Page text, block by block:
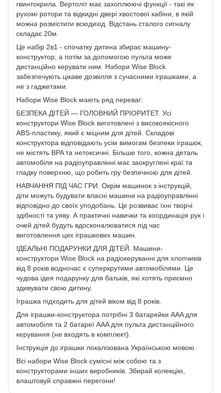
гвинтокрила. Вертоліт має захоплюючі функції - такі як
рухомі ротори та відкидні двері хвостової кабіни, в якій
можна розмістити всюдихід. Відстань сталого сигналу
складає 20м.
Це набір 2в1 - спочатку дитина збирає машину-
конструктор, а потім за допомогою пульта може
дистанційно керувати ним. Набори Wise Block
забезпечують цікаве дозвілля з сучасними іграшками, а
не з гаджетами.
Набори Wise Block мають ряд переваг:
БЕЗПЕКА ДІТЕЙ — ГОЛОВНИЙ ПРІОРИТЕТ. Усі
конструктори Wise Block виготовлені з високоякісного
ABS-пластику, який є міцним для дітей. Складові
конструктора відповідають усім вимогам безпеки іграшок,
не містять BPA та нетоксичні. Більше того, кожна деталь
автомобіля на радіоуправлінні має заокруглені краї та
гладку поверхню, що робить гру безпечною для дітей.
НАВЧАННЯ ПІД ЧАС ГРИ. Окрім машинок з інструкцій,
діти можуть будувати власні машини на радіоуправлінні
відповідно до своїх уподобань. Це розвиває їхні творчі
здібності та уяву. А практичні навички та координація рук і
очей дітей будуть вдосконалюватися під час
виготовлення цих іграшкових машин.
ІДЕАЛЬНІ ПОДАРУНКИ ДЛЯ ДІТЕЙ. Машини-
конструктори Wise Block на радіокеруванні для хлопчиків
від 8 років водночас є суперкрутими автомобілями. Це
чудова ідея подарунку для батьків, які хотять приємно
здивувати свою дитину.
Іграшка підходить для дітей віком від 8 років.
Для іграшки-конструктора потрібні 3 батарейки AAA для
автомобіля та 2 батареї AAA для пульта дистанційного
керування (не входять в комплект).
Інструкція до іграшки локалізована Українською мовою.
Всі набори Wise Block сумісні між собою та з
конструкторами інших виробників. Збирай колекцію,
влаштовуй справжні перегони!